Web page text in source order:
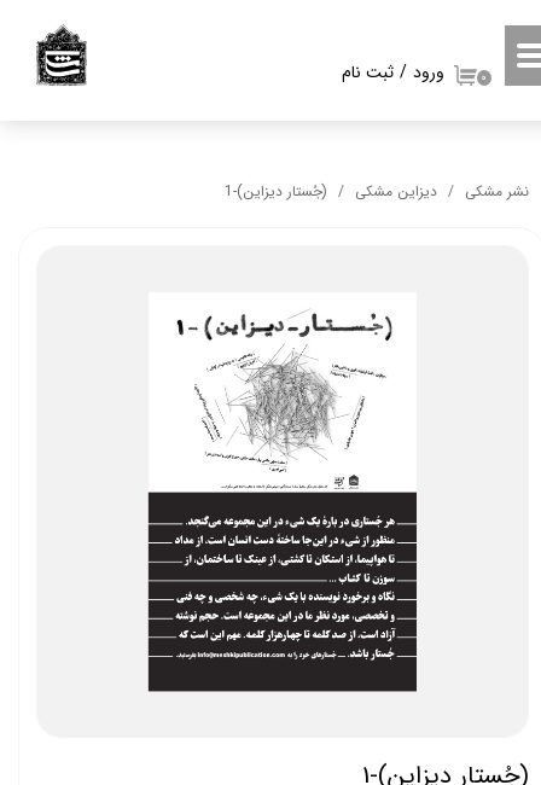
ورود / ثبت نام
حساب کاربری من
۰
نشر مشکی دیزاین مشکی (جُستار دیزاین)-1
(جُستار دیزاین)-1